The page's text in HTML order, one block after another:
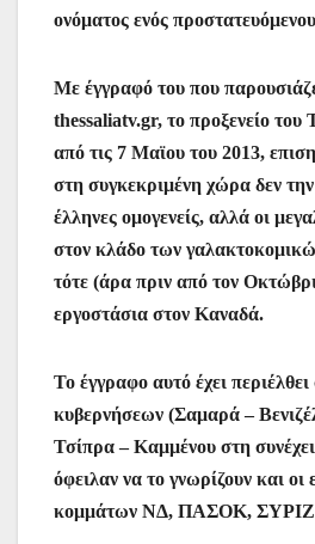
ονόματος ενός
Με έγγραφό του που
thessaliatv.gr, το προξενείο
από τις 7 Μαϊου του 2013,
στη συγκεκριμένη χώρα δεν
έλληνες ομογενείς, αλλά οι
στον κλάδο των
τότε (άρα πριν από τον
εργοστάσια στον Καναδά.
Το έγγραφο αυτό έχει
κυβερνήσεων (Σαμαρά –
Τσίπρα – Καμμένου στη
όφειλαν να το γνωρίζουν και
κομμάτων ΝΔ, ΠΑΣΟΚ,